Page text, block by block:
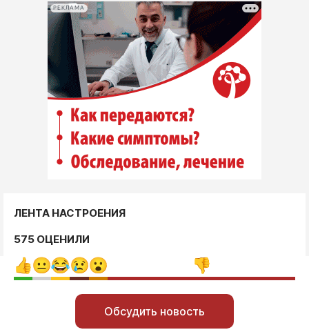
РЕКЛАМА
ЛЕНТА НАСТРОЕНИЯ
575 ОЦЕНИЛИ
Обсудить новость